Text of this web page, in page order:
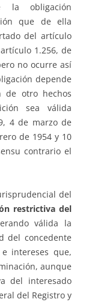
la obligación
que de ella
del artículo
1.256, de
no ocurre así
depende
otro hechos
sea válida
4 de marzo de
de 1954 y 10
contrario el
del
restrictiva del
válida la
del concedente
intereses que,
aunque
del interesado
del Registro y